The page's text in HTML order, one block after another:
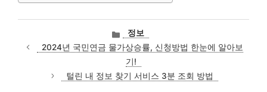
카
테
고
리
정보
2024년 국민연금 물가상승률, 신청방법 한눈에 알아보
기!
털린 내 정보 찾기 서비스 3분 조회 방법